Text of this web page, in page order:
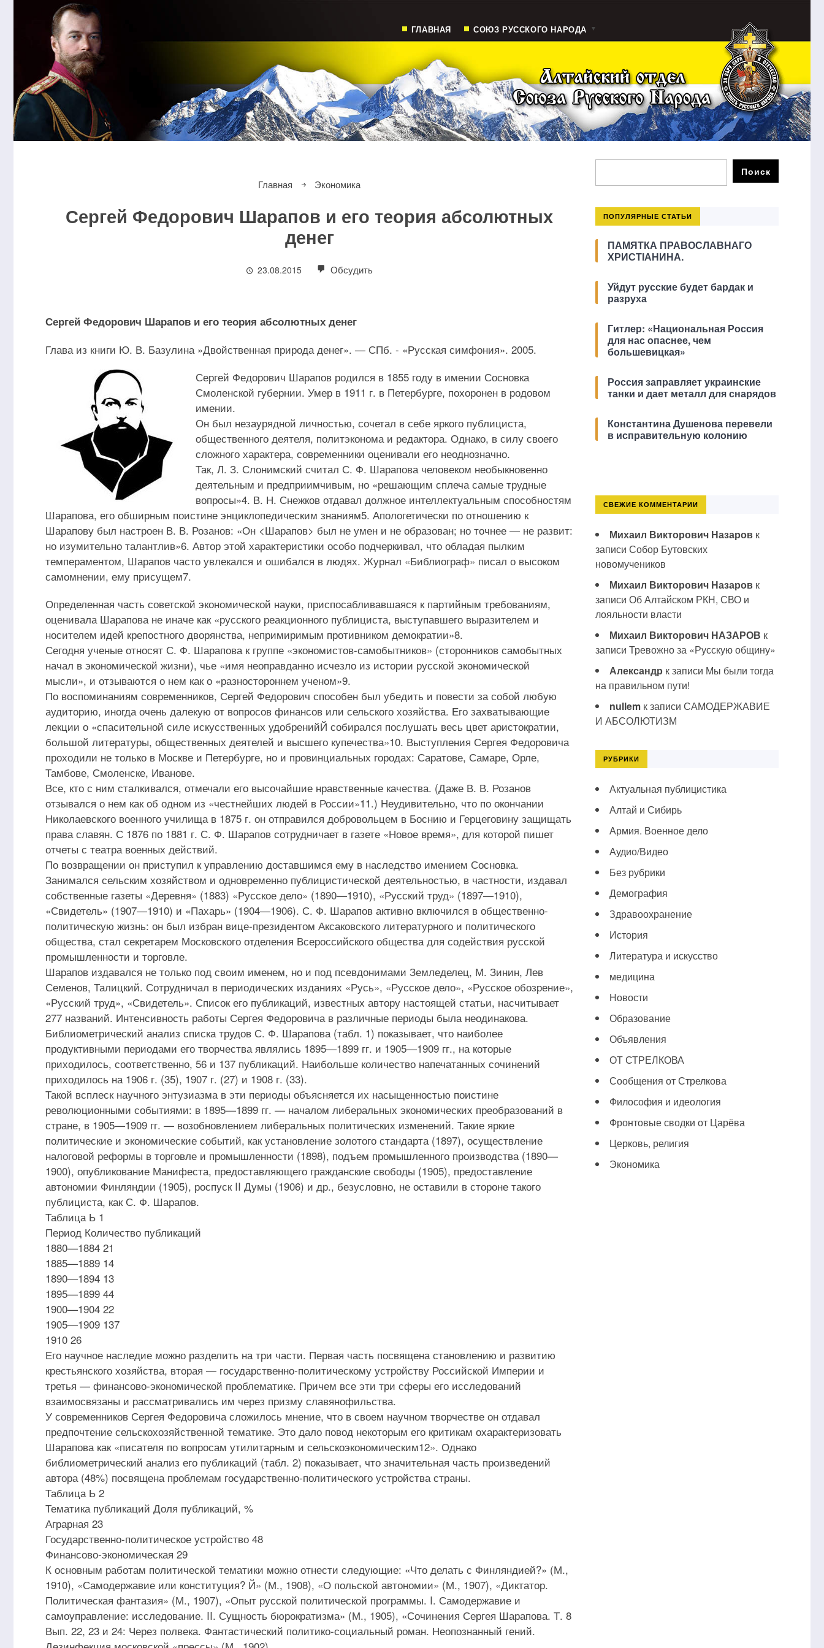
ГЛАВНАЯ СОЮЗ РУССКОГО НАРОДА
Главная Экономика
Сергей Федорович Шарапов и его теория абсолютных
денег
23.08.2015 Обсудить
Сергей Федорович Шарапов и его теория абсолютных денег
Глава из книги Ю. В. Базулина »Двойственная природа денег». — СПб. - «Русская симфония». 2005.
Сергей Федорович Шарапов родился в 1855 году в имении Сосновка
Смоленской губернии. Умер в 1911 г. в Петербурге, похоронен в родовом
имении.
Он был незаурядной личностью, сочетал в себе яркого публициста,
общественного деятеля, политэконома и редактора. Однако, в силу своего
сложного характера, современники оценивали его неоднозначно.
Так, Л. З. Слонимский считал С. Ф. Шарапова человеком необыкновенно
деятельным и предприимчивым, но «решающим сплеча самые трудные
вопросы»4. В. Н. Снежков отдавал должное интеллектуальным способностям
Шарапова, его обширным поистине энциклопедическим знаниям5. Апологетически по отношению к
Шарапову был настроен В. В. Розанов: «Он <Шарапов> был не умен и не образован; но точнее — не развит:
но изумительно талантлив»6. Автор этой характеристики особо подчеркивал, что обладая пылким
темпераментом, Шарапов часто увлекался и ошибался в людях. Журнал «Библиограф» писал о высоком
самомнении, ему присущем7.
Определенная часть советской экономической науки, приспосабливавшаяся к партийным требованиям,
оценивала Шарапова не иначе как «русского реакционного публициста, выступавшего выразителем и
носителем идей крепостного дворянства, непримиримым противником демократии»8.
Сегодня ученые относят С. Ф. Шарапова к группе «экономистов-самобытников» (сторонников самобытных
начал в экономической жизни), чье «имя неоправданно исчезло из истории русской экономической
мысли», и отзываются о нем как о «разностороннем ученом»9.
По воспоминаниям современников, Сергей Федорович способен был убедить и повести за собой любую
аудиторию, иногда очень далекую от вопросов финансов или сельского хозяйства. Его захватывающие
лекции о «спасительной силе искусственных удобренийЙ собирался послушать весь цвет аристократии,
большой литературы, общественных деятелей и высшего купечества»10. Выступления Сергея Федоровича
проходили не только в Москве и Петербурге, но и провинциальных городах: Саратове, Самаре, Орле,
Тамбове, Смоленске, Иванове.
Все, кто с ним сталкивался, отмечали его высочайшие нравственные качества. (Даже В. В. Розанов
отзывался о нем как об одном из «честнейших людей в России»11.) Неудивительно, что по окончании
Николаевского военного училища в 1875 г. он отправился добровольцем в Боснию и Герцеговину защищать
права славян. С 1876 по 1881 г. С. Ф. Шарапов сотрудничает в газете «Новое время», для которой пишет
отчеты с театра военных действий.
По возвращении он приступил к управлению доставшимся ему в наследство имением Сосновка.
Занимался сельским хозяйством и одновременно публицистической деятельностью, в частности, издавал
собственные газеты «Деревня» (1883) «Русское дело» (1890—1910), «Русский труд» (1897—1910),
«Свидетель» (1907—1910) и «Пахарь» (1904—1906). С. Ф. Шарапов активно включился в общественно-
политическую жизнь: он был избран вице-президентом Аксаковского литературного и политического
общества, стал секретарем Московского отделения Всероссийского общества для содействия русской
промышленности и торговле.
Шарапов издавался не только под своим именем, но и под псевдонимами Земледелец, М. Зинин, Лев
Семенов, Талицкий. Сотрудничал в периодических изданиях «Русь», «Русское дело», «Русское обозрение»,
«Русский труд», «Свидетель». Список его публикаций, известных автору настоящей статьи, насчитывает
277 названий. Интенсивность работы Сергея Федоровича в различные периоды была неодинакова.
Библиометрический анализ списка трудов С. Ф. Шарапова (табл. 1) показывает, что наиболее
продуктивными периодами его творчества являлись 1895—1899 гг. и 1905—1909 гг., на которые
приходилось, соответственно, 56 и 137 публикаций. Наибольше количество напечатанных сочинений
приходилось на 1906 г. (35), 1907 г. (27) и 1908 г. (33).
Такой всплеск научного энтузиазма в эти периоды объясняется их насыщенностью поистине
революционными событиями: в 1895—1899 гг. — началом либеральных экономических преобразований в
стране, в 1905—1909 гг. — возобновлением либеральных политических изменений. Такие яркие
политические и экономические событий, как установление золотого стандарта (1897), осуществление
налоговой реформы в торговле и промышленности (1898), подъем промышленного производства (1890—
1900), опубликование Манифеста, предоставляющего гражданские свободы (1905), предоставление
автономии Финляндии (1905), роспуск II Думы (1906) и др., безусловно, не оставили в стороне такого
публициста, как С. Ф. Шарапов.
Таблица Ь 1
Период Количество публикаций
1880—1884 21
1885—1889 14
1890—1894 13
1895—1899 44
1900—1904 22
1905—1909 137
1910 26
Его научное наследие можно разделить на три части. Первая часть посвящена становлению и развитию
крестьянского хозяйства, вторая — государственно-политическому устройству Российской Империи и
третья — финансово-экономической проблематике. Причем все эти три сферы его исследований
взаимосвязаны и рассматривались им через призму славянофильства.
У современников Сергея Федоровича сложилось мнение, что в своем научном творчестве он отдавал
предпочтение сельскохозяйственной тематике. Это дало повод некоторым его критикам охарактеризовать
Шарапова как «писателя по вопросам утилитарным и сельскоэкономическим12». Однако
библиометрический анализ его публикаций (табл. 2) показывает, что значительная часть произведений
автора (48%) посвящена проблемам государственно-политического устройства страны.
Таблица Ь 2
Тематика публикаций Доля публикаций, %
Аграрная 23
Государственно-политическое устройство 48
Финансово-экономическая 29
К основным работам политической тематики можно отнести следующие: «Что делать с Финляндией?» (М.,
1910), «Самодержавие или конституция? Й» (М., 1908), «О польской автономии» (М., 1907), «Диктатор.
Политическая фантазия» (М., 1907), «Опыт русской политической программы. I. Самодержавие и
самоуправление: исследование. II. Сущность бюрократизма» (М., 1905), «Сочинения Сергея Шарапова. Т. 8
Вып. 22, 23 и 24: Через полвека. Фантастический политико-социальный роман. Неопознанный гений.
ПОПУЛЯРНЫЕ СТАТЬИ
ПАМЯТКА ПРАВОСЛАВНАГО
ХРИСТІАНИНА.
Уйдут русские будет бардак и
разруха
Гитлер: «Национальная Россия
для нас опаснее, чем
большевицкая»
Россия заправляет украинские
танки и дает металл для снарядов
Константина Душенова перевели
в исправительную колонию
СВЕЖИЕ КОММЕНТАРИИ
Михаил Викторович Назаровк
записи Собор Бутовских
новомучеников
Михаил Викторович Назаровк
записи Об Алтайском РКН, СВО и
лояльности власти
Михаил Викторович НАЗАРОВ к
записи Тревожно за «Русскую общину»
Александр к записи Мы были тогда
на правильном пути!
nullemк записи САМОДЕРЖАВИЕ
И АБСОЛЮТИЗМ
РУБРИКИ
Актуальная публицистика
Алтай и Сибирь
Армия. Военное дело
Аудио/Видео
Без рубрики
Демография
Здравоохранение
История
Литература и искусство
медицина
Новости
Образование
Объявления
ОТ СТРЕЛКОВА
Сообщения от Стрелкова
Философия и идеология
Фронтовые сводки от Царёва
Церковь, религия
Экономика